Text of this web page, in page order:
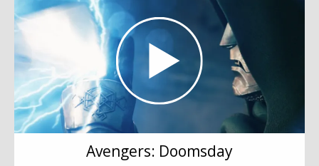
Avengers: Doomsday